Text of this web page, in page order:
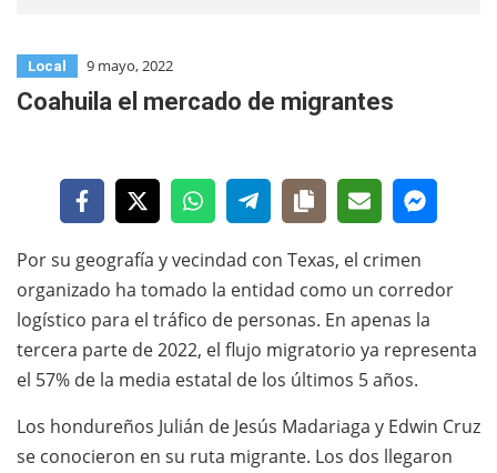
Local 9 mayo, 2022
Coahuila el mercado de migrantes
Por su geografía y vecindad con Texas, el crimen
organizado ha tomado la entidad como un corredor
logístico para el tráfico de personas. En apenas la
tercera parte de 2022, el flujo migratorio ya representa
el 57% de la media estatal de los últimos 5 años.
Los hondureños Julián de Jesús Madariaga y Edwin Cruz
se conocieron en su ruta migrante. Los dos llegaron